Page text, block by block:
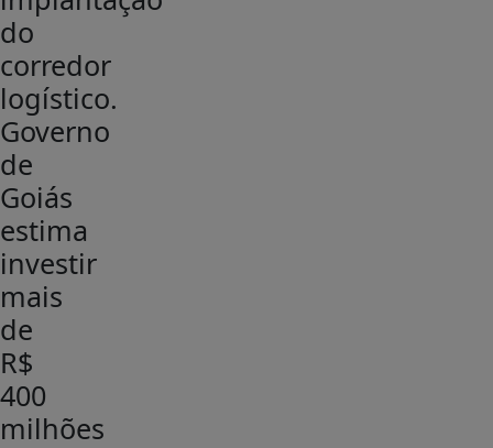
do
corredor
logístico.
Governo
de
Goiás
estima
investir
mais
de
R$
400
milhões